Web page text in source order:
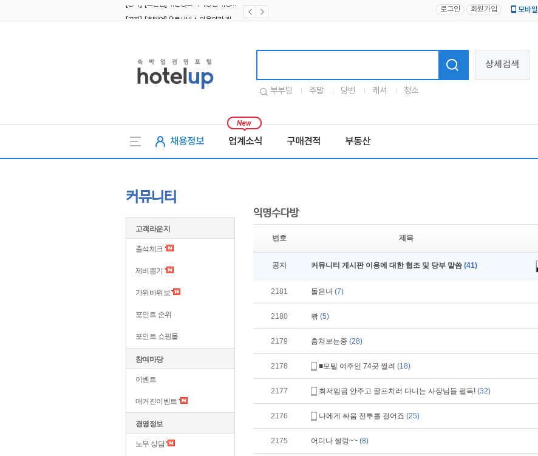
로그인 회원가입 모바일
상세검색
부부팀 주말 당번 캐셔 청소
채용정보 업계소식 구매견적 부동산
커뮤니티
고객라운지
출석체크
제비뽑기
가위바위보
포인트 순위
포인트 쇼핑몰
참여마당
이벤트
매거진이벤트
경영정보
노무 상담
익명수다방
번호 제목
공지 커뮤니티 게시판 이용에 대한 협조 및 당부 말씀 (41)
2181 돌은녀 (7)
2180 콲 (5)
2179 훔쳐보는중 (28)
2178 ■모텔 여주인 74곳 찔려 (18)
2177 최저임금 안주고 골프치러 다니는 사장님들 필독! (32)
2176 나에게 싸움 전투를 걸어죠 (25)
2175 어디나 썰렁~~ (8)